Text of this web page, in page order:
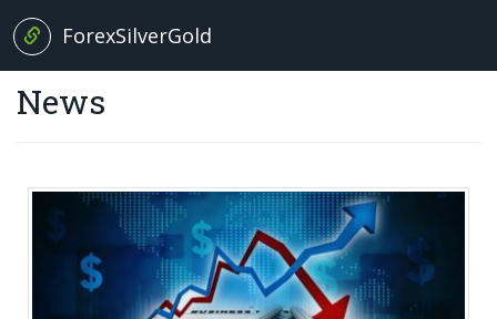
ForexSilverGold
EUR/USD
Brexit News
News